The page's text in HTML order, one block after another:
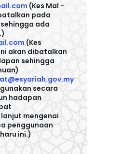
(Kes Mal -
pada
ada
(Kes
akan dibatalkan
sehingga
secara
hadapan
mengenai
penggunaan
ini.)